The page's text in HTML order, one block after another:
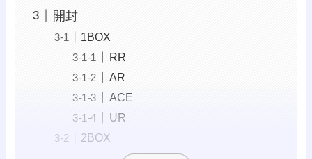
開封
1BOX
RR
AR
ACE
UR
2BOX